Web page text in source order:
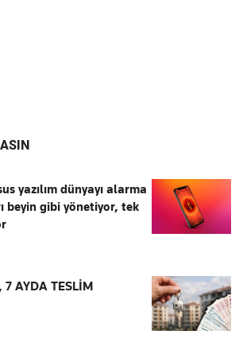
yazılım dünyayı alarma
beyin gibi yönetiyor, tek
7 AYDA TESLİM